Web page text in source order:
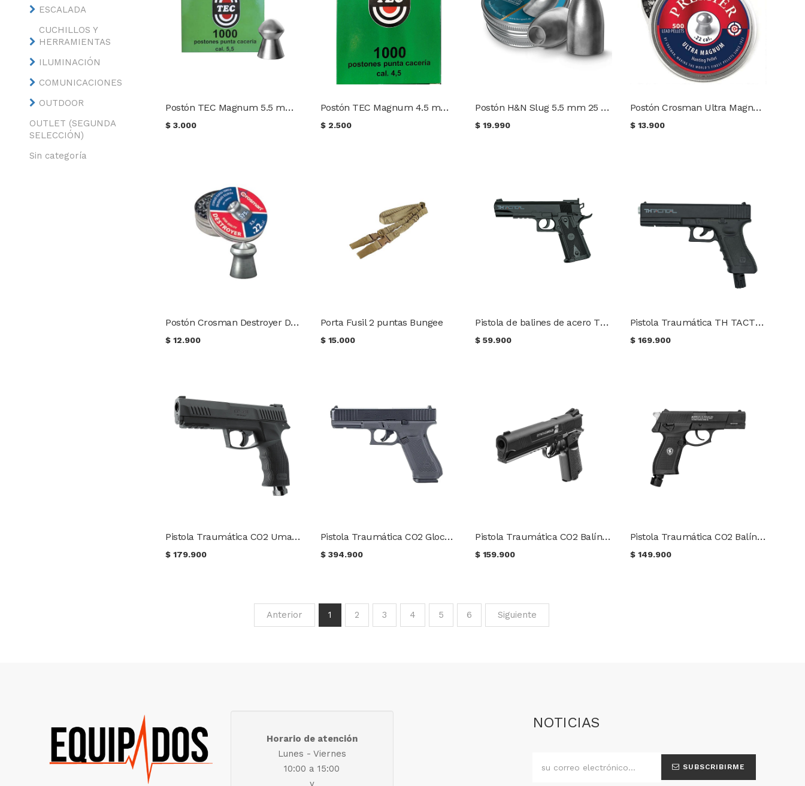
ESCALADA
CUCHILLOS Y
HERRAMIENTAS
ILUMINACIÓN
COMUNICACIONES
OUTDOOR
OUTLET (SEGUNDA
SELECCIÓN)
Sin categoría
Postón TEC Magnum 5.5 mm PC 15 gr. (100 uds.)
$3.000
Postón TEC Magnum 4.5 mm PC 9 gr. (100 uds.)
$ 2.500
Postón H&N Slug 5.5 mm 25 gr. (200 uds.)
$19.990
Postón Crosman Ultra Magnum LDP22 5.5 mm 14,3 gr. (500 uds.)
$ 13.900
Postón Crosman Destroyer DES22 5.5 mm 14,3 gr. (175 uds.)
$12.900
Porta Fusil 2 puntas Bungee
$ 15.000
Pistola de balines de acero TH TACTICAL 1911 Joules Cal. 4.5
$59.900
Pistola Traumática TH TACTICAL 17 Joules Cal. 50
$ 169.900
Pistola Traumática CO2 Umarex T4E TP 50 Gen2
$179.900
Pistola Traumática CO2 Glock 17 Gen5 Cal .43
$ 394.900
Pistola Traumática CO2 Balín de goma Crosman Stronghold P7 Cal. 50
$159.900
Pistola Traumática CO2 Balín de goma Cal .50 Lancer Scorpion
$ 149.900
Anterior 1 2 3 4 5 6 Siguiente
Horario de atención
Lunes - Viernes
10:00 a 15:00
y
NOTICIAS
SUBSCRIBIRME